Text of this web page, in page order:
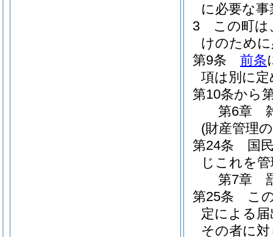
に必要な
3
この町は
けのため
第9条
前条
項は別に
第10条から
第6章
(財産管理
第24条
国
じこれを
第7章
第25条
こ
定による
その者に